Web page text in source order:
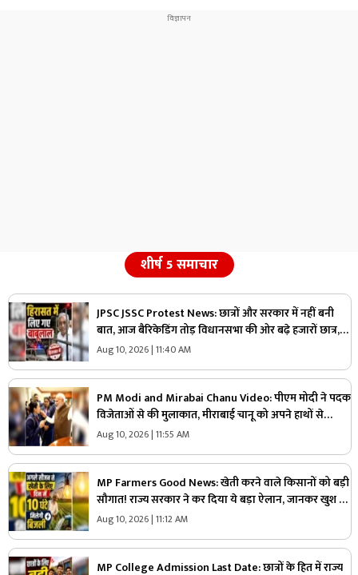
शीर्ष 5 समाचार
JPSC JSSC Protest News: छात्रों और सरकार में नहीं बनी
बात, आज बैरिकेडिंग तोड़ विधानसभा की ओर बढ़े हजारों छात्र,
हिरासत में लिए गए बाबूलाल
Aug 10, 2026 | 11:40 AM
PM Modi and Mirabai Chanu Video: पीएम मोदी ने पदक
विजेताओं से की मुलाकात, मीराबाई चानू को अपने हाथों से
खिलाया लड्डू, वीडियो हुआ वायरल
Aug 10, 2026 | 11:55 AM
MP Farmers Good News: खेती करने वाले किसानों को बड़ी
सौगात! राज्य सरकार ने कर दिया ये बड़ा ऐलान, जानकर खुश हो
जाएंगे अन्नदाता
Aug 10, 2026 | 11:12 AM
MP College Admission Last Date: छात्रों के हित में राज्य